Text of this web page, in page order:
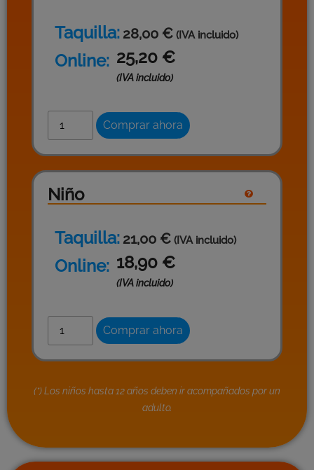
Taquilla: 28,00 € (IVA incluido)
Online: 25,20 €
(IVA incluido)
Comprar ahora
Niño
Taquilla: 21,00 € (IVA incluido)
Online: 18,90 €
(IVA incluido)
Comprar ahora
(*) Los niños hasta 12 años deben ir acompañados por un
adulto.